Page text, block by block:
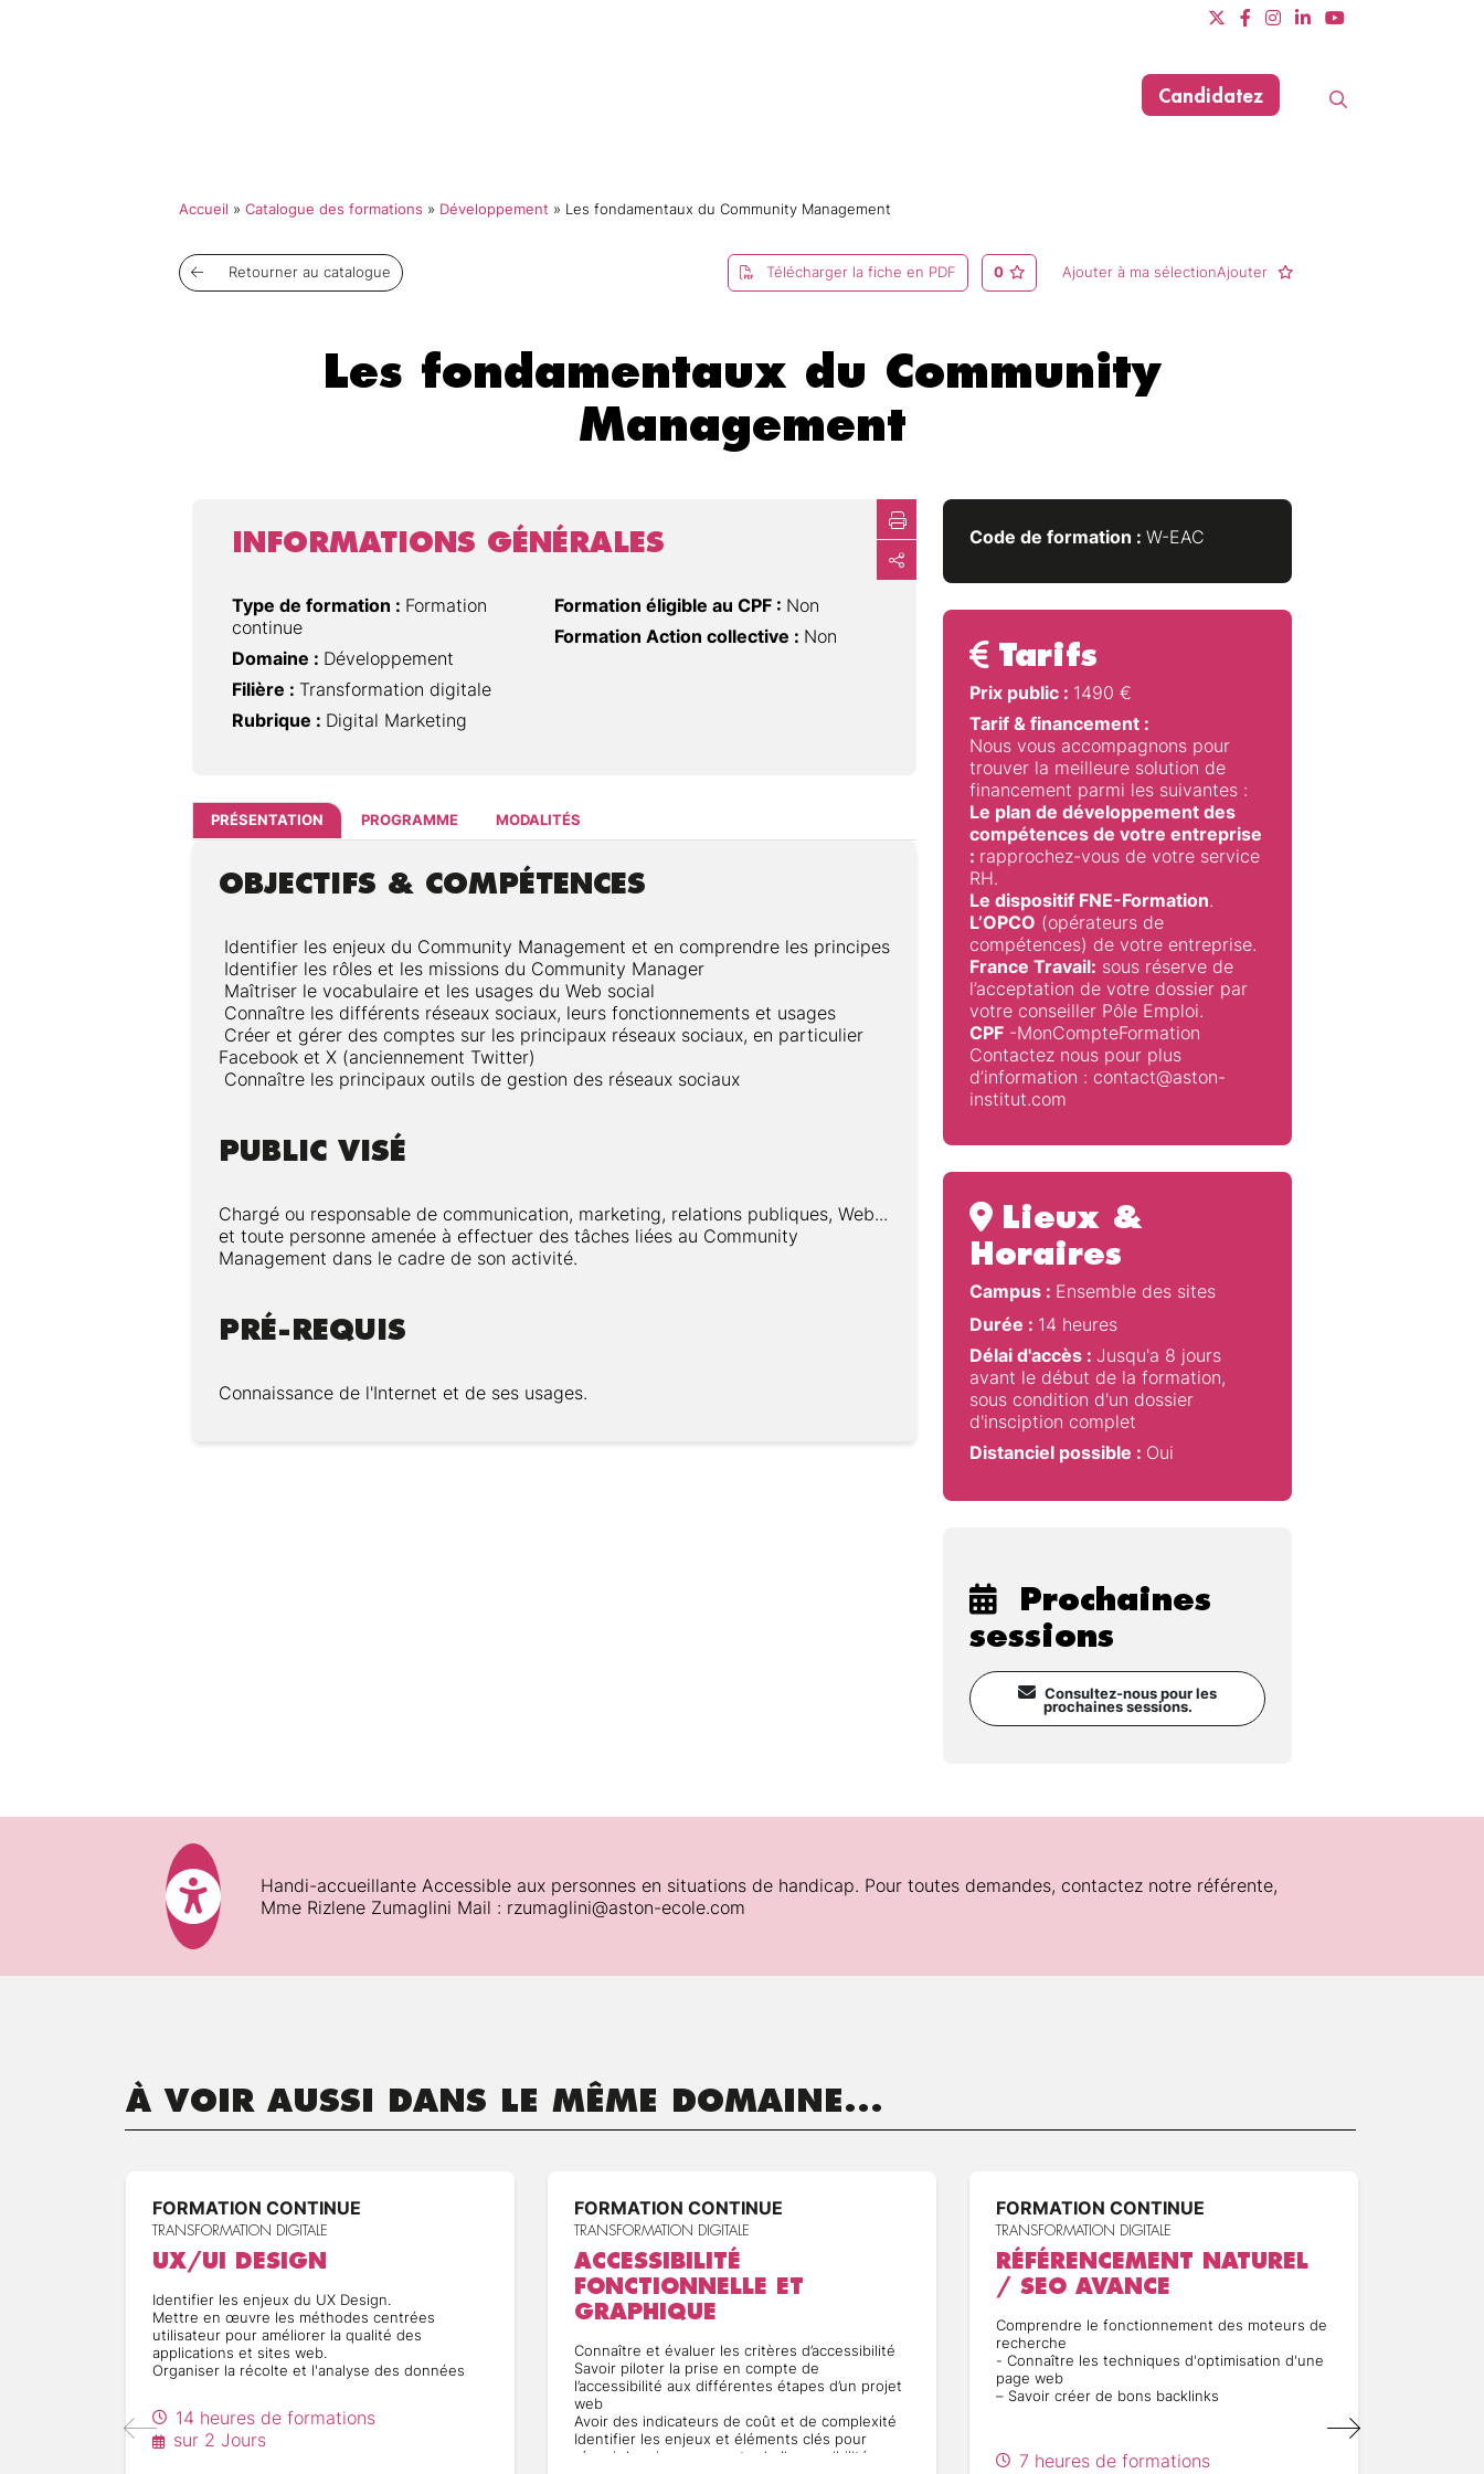
Candidatez
Accueil » Catalogue des formations » Développement » Les fondamentaux du Community Management
Retourner au catalogue Télécharger la fiche en PDF 0 Ajouter à ma sélectionAjouter
Les fondamentaux du Community
Management
INFORMATIONS GÉNÉRALES
Type de formation : Formation
continue
Domaine : Développement
Filière : Transformation digitale
Rubrique : Digital Marketing
Formation éligible au CPF : Non
Formation Action collective : Non
PRÉSENTATION PROGRAMME MODALITÉS
OBJECTIFS & COMPÉTENCES
Identifier les enjeux du Community Management et en comprendre les principes
Identifier les rôles et les missions du Community Manager
Maîtriser le vocabulaire et les usages du Web social
Connaître les différents réseaux sociaux, leurs fonctionnements et usages
Créer et gérer des comptes sur les principaux réseaux sociaux, en particulier
Facebook et X (anciennement Twitter)
Connaître les principaux outils de gestion des réseaux sociaux
PUBLIC VISÉ
Chargé ou responsable de communication, marketing, relations publiques, Web...
et toute personne amenée à effectuer des tâches liées au Community
Management dans le cadre de son activité.
PRÉ-REQUIS
Connaissance de l'Internet et de ses usages.
Satisfaction des participants :
Assiduité :
Code de formation : W-EAC
Tarifs
Prix public : 1490 €
Tarif & financement :
Nous vous accompagnons pour
trouver la meilleure solution de
financement parmi les suivantes :
Le plan de développement des
compétences de votre entreprise
: rapprochez-vous de votre service
RH.
Le dispositif FNE-Formation.
L’OPCO (opérateurs de
compétences) de votre entreprise.
France Travail: sous réserve de
l’acceptation de votre dossier par
votre conseiller Pôle Emploi.
CPF -MonCompteFormation
Contactez nous pour plus
d’information : contact@aston-
institut.com
Lieux &
Horaires
Campus : Ensemble des sites
Durée : 14 heures
Délai d'accès : Jusqu'a 8 jours
avant le début de la formation,
sous condition d'un dossier
d'insciption complet
Distanciel possible : Oui
Prochaines
sessions
Consultez-nous pour les
prochaines sessions.
Handi-accueillante Accessible aux personnes en situations de handicap. Pour toutes demandes, contactez notre référente,
Mme Rizlene Zumaglini Mail : rzumaglini@aston-ecole.com
À VOIR AUSSI DANS LE MÊME DOMAINE...
FORMATION CONTINUE
TRANSFORMATION DIGITALE
UX/UI DESIGN
Identifier les enjeux du UX Design.
Mettre en œuvre les méthodes centrées
utilisateur pour améliorer la qualité des
applications et sites web.
Organiser la récolte et l'analyse des données
14 heures de formations
sur 2 Jours
FORMATION CONTINUE
TRANSFORMATION DIGITALE
ACCESSIBILITÉ
FONCTIONNELLE ET
GRAPHIQUE
Connaître et évaluer les critères d’accessibilité
Savoir piloter la prise en compte de
l’accessibilité aux différentes étapes d’un projet
web
Avoir des indicateurs de coût et de complexité
Identifier les enjeux et éléments clés pour
réussir la prise en compte de l’accessibilité
FORMATION CONTINUE
TRANSFORMATION DIGITALE
RÉFÉRENCEMENT NATUREL
/ SEO AVANCE
Comprendre le fonctionnement des moteurs de
recherche
- Connaître les techniques d'optimisation d'une
page web
– Savoir créer de bons backlinks
7 heures de formations